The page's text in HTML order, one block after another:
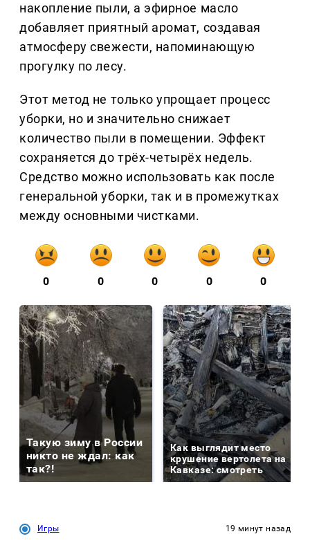
накопление пыли, а эфирное масло
добавляет приятный аромат, создавая
атмосферу свежести, напоминающую
прогулку по лесу.
Этот метод не только упрощает процесс
уборки, но и значительно снижает
количество пыли в помещении. Эффект
сохраняется до трёх-четырёх недель.
Средство можно использовать как после
генеральной уборки, так и в промежутках
между основными чистками.
0 0 0 0 0
Такую зиму в России
никто не ждал: как
так?!
Как выглядит место
крушение вертолета на
Кавказе: смотреть
Игры 19 минут назад